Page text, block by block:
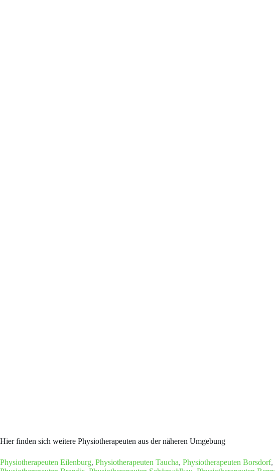
Hier finden sich weitere Physiotherapeuten aus der näheren Umgebung
Physiotherapeuten Eilenburg, Physiotherapeuten Taucha, Physiotherapeuten Borsdorf,